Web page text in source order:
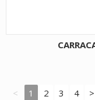
< 1 2 3 4 >